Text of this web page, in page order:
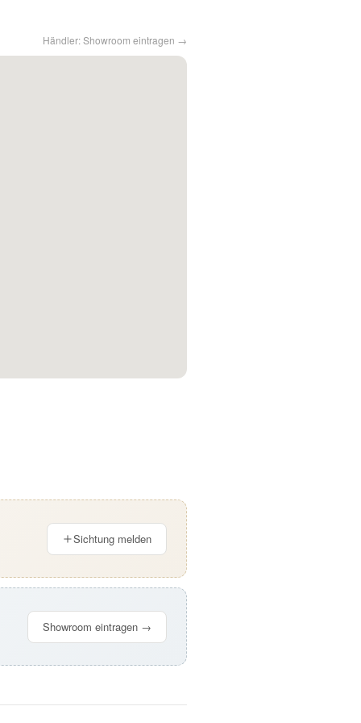
Händler: Showroom eintragen →
Sichtung melden
Showroom eintragen →